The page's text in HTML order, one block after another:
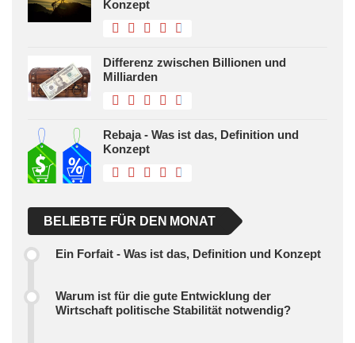
Konzept
Differenz zwischen Billionen und
Milliarden
Rebaja - Was ist das, Definition und
Konzept
BELIEBTE FÜR DEN MONAT
Ein Forfait - Was ist das, Definition und Konzept
Warum ist für die gute Entwicklung der
Wirtschaft politische Stabilität notwendig?